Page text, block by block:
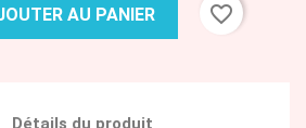
AU PANIER favorite_border
Détails du produit